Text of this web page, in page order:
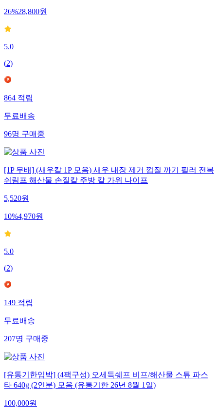
26%28,800원
5.0
(2)
864적립
무료배송
96명구매중
[1P 무배] (새우칼 1P 모음) 새우 내장 제거 껍질 까기 필러 전복
쉬림프 해산물 손질칼 주방 칼 가위 나이프
5,520원
10%4,970원
5.0
(2)
149적립
무료배송
207명구매중
[유통기한임박] (4팩구성) 오세득쉐프 비프/해산물 스튜 파스
타 640g (2인분) 모음 (유통기한 26년 8월 1일)
100,000원